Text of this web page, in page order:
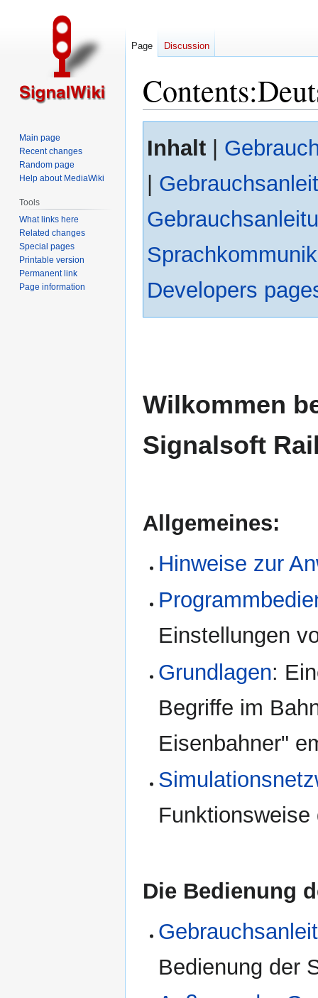
totoInhalt
Developers
Wilkommen
Signalsoft
Allgemeines:
Hinweise zur
Einstellungen
Grundlagen:
Begriffe im
Eisenbahner"
Die Bedienung
Bedienung der
Page Discussion
Main page
Recent changes
Random page
Help about MediaWiki
Tools
What links here
Related changes
Special pages
Printable version
Permanent link
Page information